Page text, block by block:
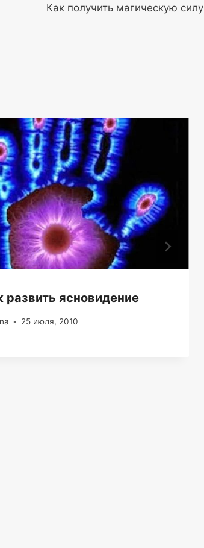
Как получить магическую силу
развить ясновидение
25 июля, 2010